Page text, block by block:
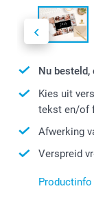
Nu besteld,
Kies uit
tekst en/of
Afwerking
Verspreid
Productinfo